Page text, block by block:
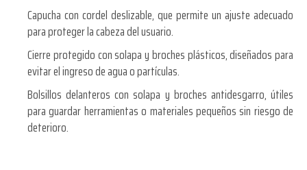
Capucha con cordel deslizable, que permite un ajuste adecuado
para proteger la cabeza del usuario.
Cierre protegido con solapa y broches plásticos, diseñados para
evitar el ingreso de agua o partículas.
Bolsillos delanteros con solapa y broches antidesgarro, útiles
para guardar herramientas o materiales pequeños sin riesgo de
deterioro.